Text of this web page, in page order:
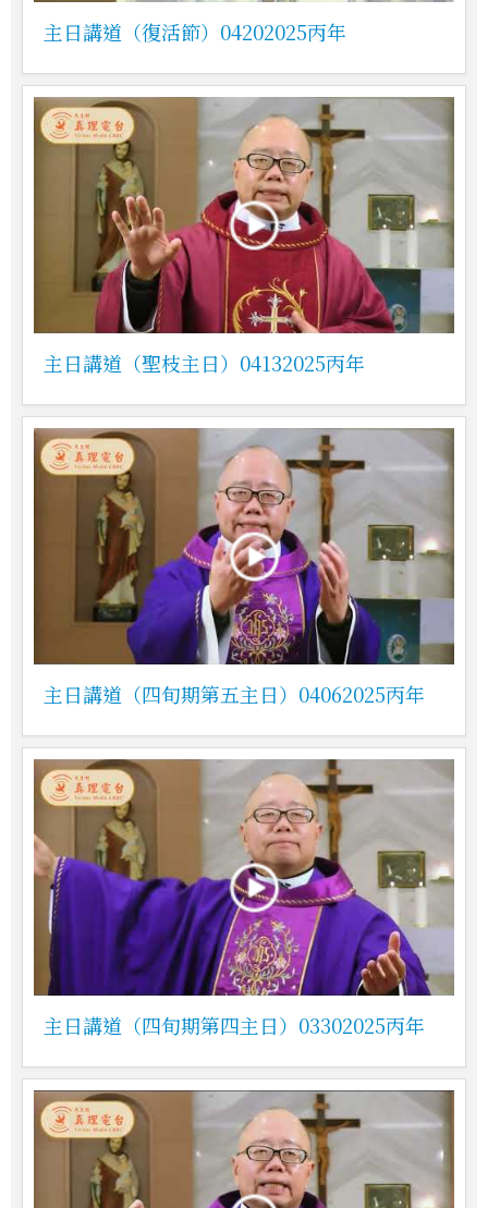
主日講道（復活節）04202025丙年
主日講道（聖枝主日）04132025丙年
主日講道（四旬期第五主日）04062025丙年
主日講道（四旬期第四主日）03302025丙年